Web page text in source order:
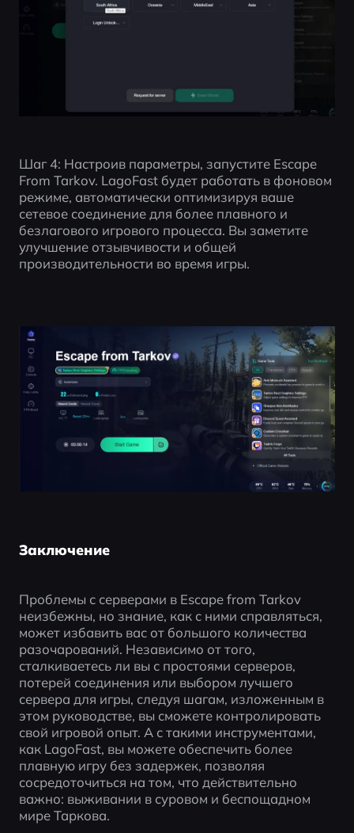
Шаг 4: Настроив параметры, запустите Escape
From Tarkov. LagoFast будет работать в фоновом
режиме, автоматически оптимизируя ваше
сетевое соединение для более плавного и
безлагового игрового процесса. Вы заметите
улучшение отзывчивости и общей
производительности во время игры.
Заключение
Проблемы с серверами в Escape from Tarkov
неизбежны, но знание, как с ними справляться,
может избавить вас от большого количества
разочарований. Независимо от того,
сталкиваетесь ли вы с простоями серверов,
потерей соединения или выбором лучшего
сервера для игры, следуя шагам, изложенным в
этом руководстве, вы сможете контролировать
свой игровой опыт. А с такими инструментами,
как LagoFast, вы можете обеспечить более
плавную игру без задержек, позволяя
сосредоточиться на том, что действительно
важно: выживании в суровом и беспощадном
мире Таркова.